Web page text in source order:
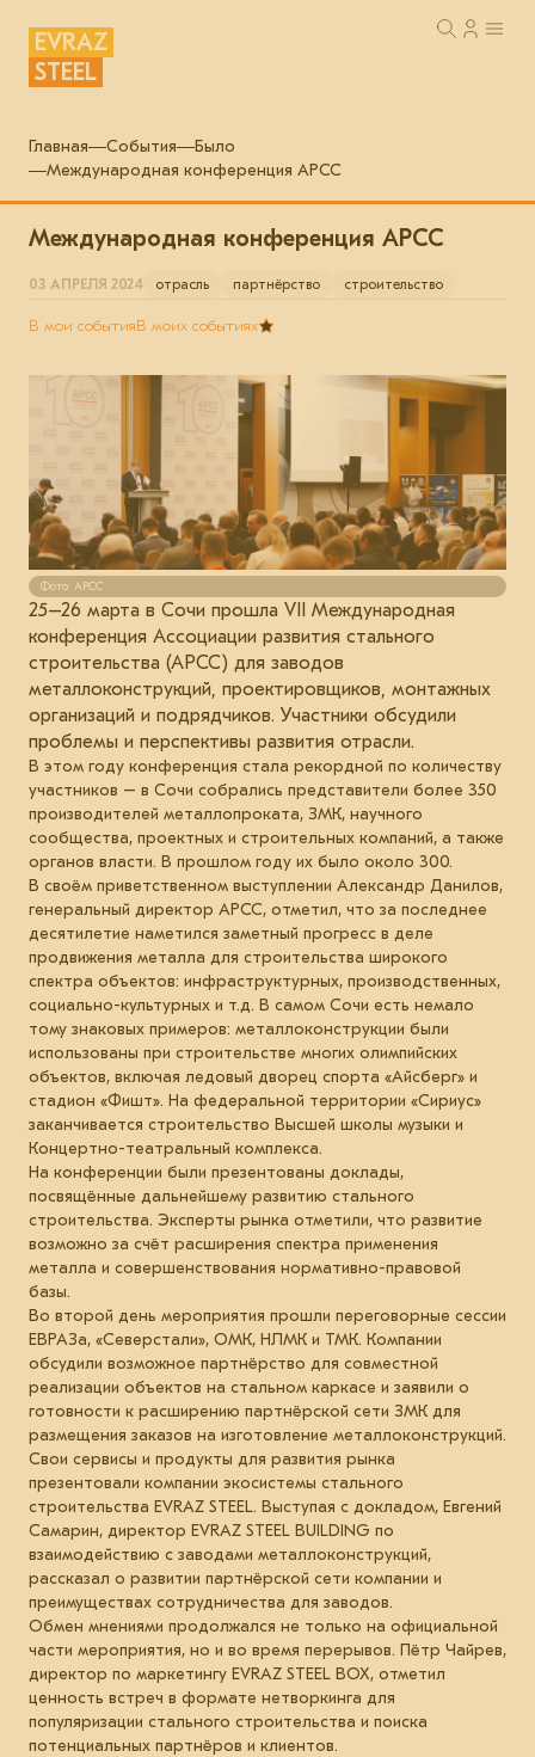
EVRAZ
STEEL
Главная События
Было
Международная конференция АРСС
Международная конференция АРСС
03 АПРЕЛЯ 2024 отрасль партнёрство строительство
В мои событияВ моих событиях
Фото: АРСС
25–26 марта в Сочи прошла VII Международная
конференция Ассоциации развития стального
строительства (АРCC) для заводов
металлоконструкций, проектировщиков, монтажных
организаций и подрядчиков. Участники обсудили
проблемы и перспективы развития отрасли.
В этом году конференция стала рекордной по количеству
участников – в Сочи собрались представители более 350
производителей металлопроката, ЗМК, научного
сообщества, проектных и строительных компаний, а также
органов власти. В прошлом году их было около 300.
В своём приветственном выступлении Александр Данилов,
генеральный директор АРСС, отметил, что за последнее
десятилетие наметился заметный прогресс в деле
продвижения металла для строительства широкого
спектра объектов: инфраструктурных, производственных,
социально-культурных и т.д. В самом Сочи есть немало
тому знаковых примеров: металлоконструкции были
использованы при строительстве многих олимпийских
объектов, включая ледовый дворец спорта «Айсберг» и
стадион «Фишт». На федеральной территории «Сириус»
заканчивается строительство Высшей школы музыки и
Концертно-театральный комплекса.
На конференции были презентованы доклады,
посвящённые дальнейшему развитию стального
строительства. Эксперты рынка отметили, что развитие
возможно за счёт расширения спектра применения
металла и совершенствования нормативно-правовой
базы.
Во второй день мероприятия прошли переговорные сессии
ЕВРАЗа, «Северстали», ОМК, НЛМК и ТМК. Компании
обсудили возможное партнёрство для совместной
реализации объектов на стальном каркасе и заявили о
готовности к расширению партнёрской сети ЗМК для
размещения заказов на изготовление металлоконструкций.
Свои сервисы и продукты для развития рынка
презентовали компании экосистемы стального
строительства EVRAZ STEEL. Выступая с докладом, Евгений
Самарин, директор EVRAZ STEEL BUILDING по
взаимодействию с заводами металлоконструкций,
рассказал о развитии партнёрской сети компании и
преимуществах сотрудничества для заводов.
Обмен мнениями продолжался не только на официальной
части мероприятия, но и во время перерывов. Пётр Чайрев,
директор по маркетингу EVRAZ STEEL BOX, отметил
ценность встреч в формате нетворкинга для
популяризации стального строительства и поиска
потенциальных партнёров и клиентов.